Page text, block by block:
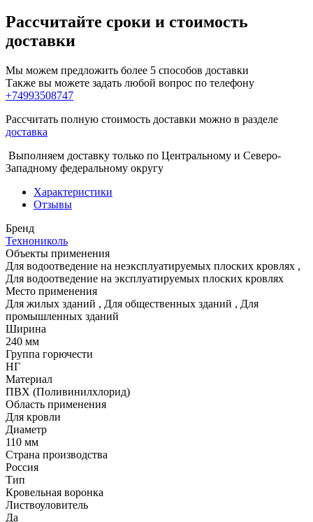
Рассчитайте сроки и стоимость
доставки
Мы можем предложить более 5 способов доставки
Также вы можете задать любой вопрос по телефону
+74993508747
Рассчитать полную стоимость доставки можно в разделе
доставка
Выполняем доставку только по Центральному и Северо-
Западному федеральному округу
Характеристики
Отзывы
Бренд
Технониколь
Объекты применения
Для водоотведение на неэксплуатируемых плоских кровлях ,
Для водоотведение на эксплуатируемых плоских кровлях
Место применения
Для жилых зданий , Для общественных зданий , Для
промышленных зданий
Ширина
240 мм
Группа горючести
НГ
Материал
ПВХ (Поливинилхлорид)
Область применения
Для кровли
Диаметр
110 мм
Страна производства
Россия
Тип
Кровельная воронка
Листвоуловитель
Да